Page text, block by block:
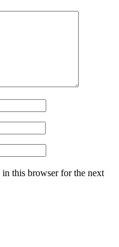
in this browser for the next